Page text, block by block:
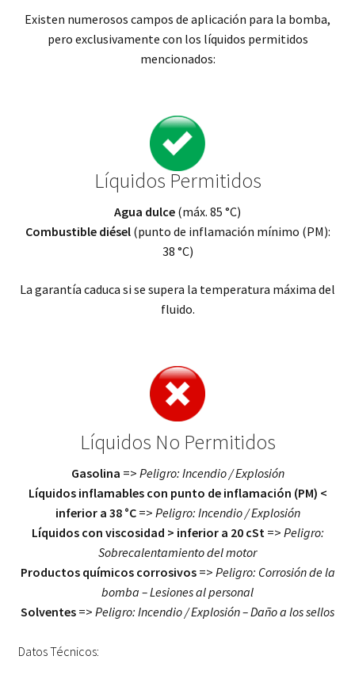
Existen numerosos campos de aplicación para la bomba,
pero exclusivamente con los líquidos permitidos
mencionados:
Líquidos Permitidos
Agua dulce (máx. 85 °C)
Combustible diésel (punto de inflamación mínimo (PM):
38 °C)
La garantía caduca si se supera la temperatura máxima del
fluido.
Líquidos No Permitidos
Gasolina => Peligro: Incendio / Explosión
Líquidos inflamables con punto de inflamación (PM) <
inferior a 38 °C=> Peligro: Incendio / Explosión
Líquidos con viscosidad > inferior a 20 cSt => Peligro:
Sobrecalentamiento del motor
Productos químicos corrosivos=> Peligro: Corrosión de la
bomba – Lesiones al personal
Solventes => Peligro: Incendio / Explosión – Daño a los sellos
Datos Técnicos: